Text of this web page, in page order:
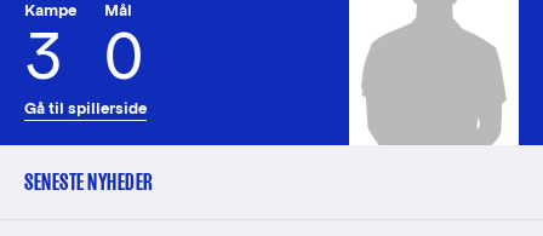
Kampe
3
Mål
0
Gå til spillerside
SENESTE NYHEDER